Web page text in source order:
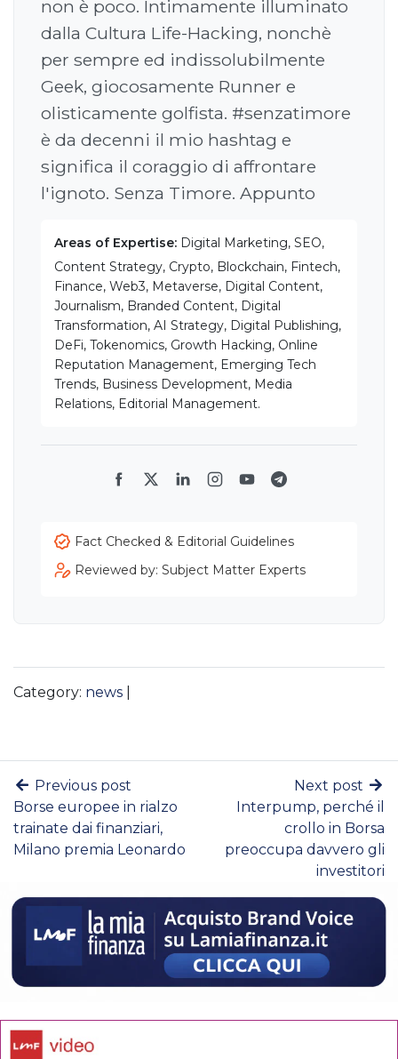
non è poco. Intimamente illuminato
dalla Cultura Life-Hacking, nonchè
per sempre ed indissolubilmente
Geek, giocosamente Runner e
olisticamente golfista. #senzatimore
è da decenni il mio hashtag e
significa il coraggio di affrontare
l'ignoto. Senza Timore. Appunto
Areas of Expertise: Digital Marketing, SEO,
Content Strategy, Crypto, Blockchain, Fintech,
Finance, Web3, Metaverse, Digital Content,
Journalism, Branded Content, Digital
Transformation, AI Strategy, Digital Publishing,
DeFi, Tokenomics, Growth Hacking, Online
Reputation Management, Emerging Tech
Trends, Business Development, Media
Relations, Editorial Management.
Facebook
TwitterLinkedInInstagram
YouTubeTelegram
Fact Checked & Editorial Guidelines
Reviewed by: Subject Matter Experts
Category: news
Previous post
Borse europee in rialzo
trainate dai finanziari,
Milano premia Leonardo
Next post
Interpump, perché il
crollo in Borsa
preoccupa davvero gli
investitori